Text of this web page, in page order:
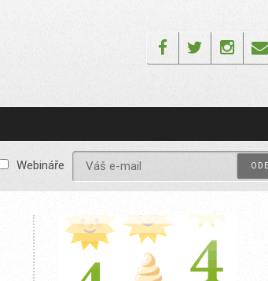
FacebookTwitter
Webináře